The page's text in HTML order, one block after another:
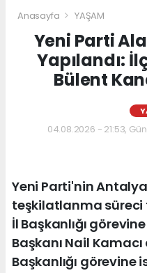
Anasayfa YAŞAM
Yeni Parti
Yapılandı:
Bülent
04.08.2026 - 21:53,
Yeni Parti'nin
teşkilatlanma
İl Başkanlığı
Başkanı Nail
Başkanlığı görevine